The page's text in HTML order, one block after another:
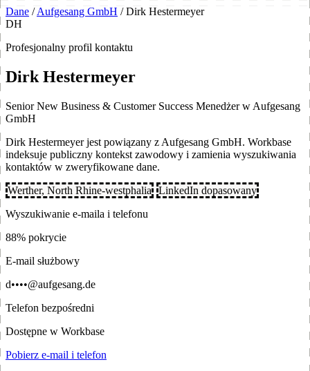
Dane / Aufgesang GmbH / Dirk Hestermeyer
DH
Profesjonalny profil kontaktu
Dirk Hestermeyer
Senior New Business & Customer Success Menedżer w Aufgesang
GmbH
Dirk Hestermeyer jest powiązany z Aufgesang GmbH. Workbase
indeksuje publiczny kontekst zawodowy i zamienia wyszukiwania
kontaktów w zweryfikowane dane.
Werther, North Rhine-westphalia
LinkedIn dopasowany
Wyszukiwanie e-maila i telefonu
88% pokrycie
E-mail służbowy
d••••@aufgesang.de
Telefon bezpośredni
Dostępne w Workbase
Pobierz e-mail i telefon